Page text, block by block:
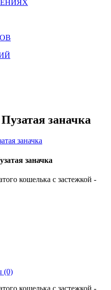
заначка
заначка
кошелька с застежкой -
(0)
кошелька с застежкой -